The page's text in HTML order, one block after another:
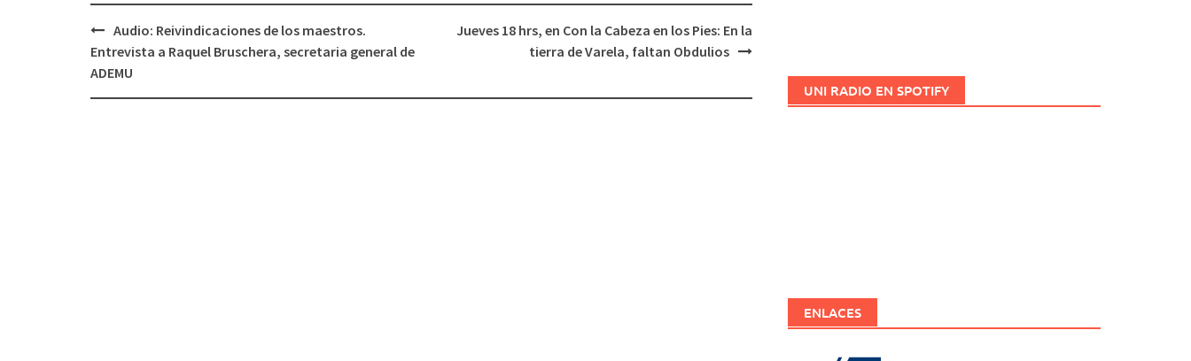
Navegación
de
Audio: Reivindicaciones de los maestros.
Entrevista a Raquel Bruschera, secretaria general de
ADEMU
Jueves 18 hrs, en Con la Cabeza en los Pies: En la
tierra de Varela, faltan Obdulios
UNI RADIO EN SPOTIFY
ENLACES